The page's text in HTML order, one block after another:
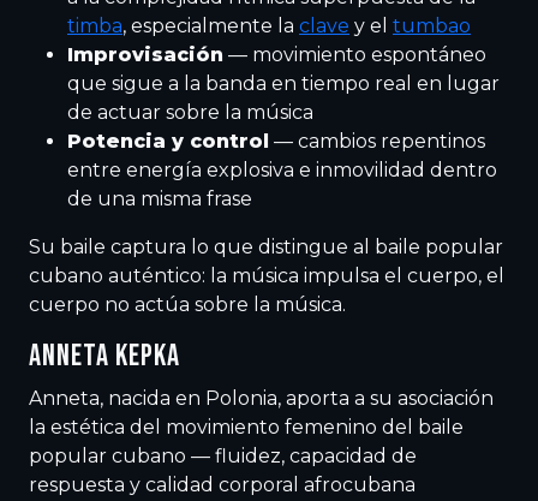
timba, especialmente la clave y el tumbao
Improvisación — movimiento espontáneo
que sigue a la banda en tiempo real en lugar
de actuar sobre la música
Potencia y control — cambios repentinos
entre energía explosiva e inmovilidad dentro
de una misma frase
Su baile captura lo que distingue al baile popular
cubano auténtico: la música impulsa el cuerpo, el
cuerpo no actúa sobre la música.
ANNETA KEPKA
Anneta, nacida en Polonia, aporta a su asociación
la estética del movimiento femenino del baile
popular cubano — fluidez, capacidad de
respuesta y calidad corporal afrocubana